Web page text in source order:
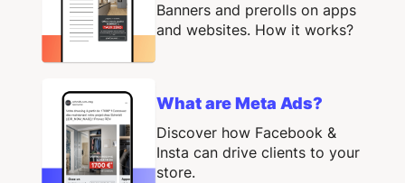
Banners and prerolls on apps
and websites. How it works?
What are Meta Ads?
Discover how Facebook &
Insta can drive clients to your
store.